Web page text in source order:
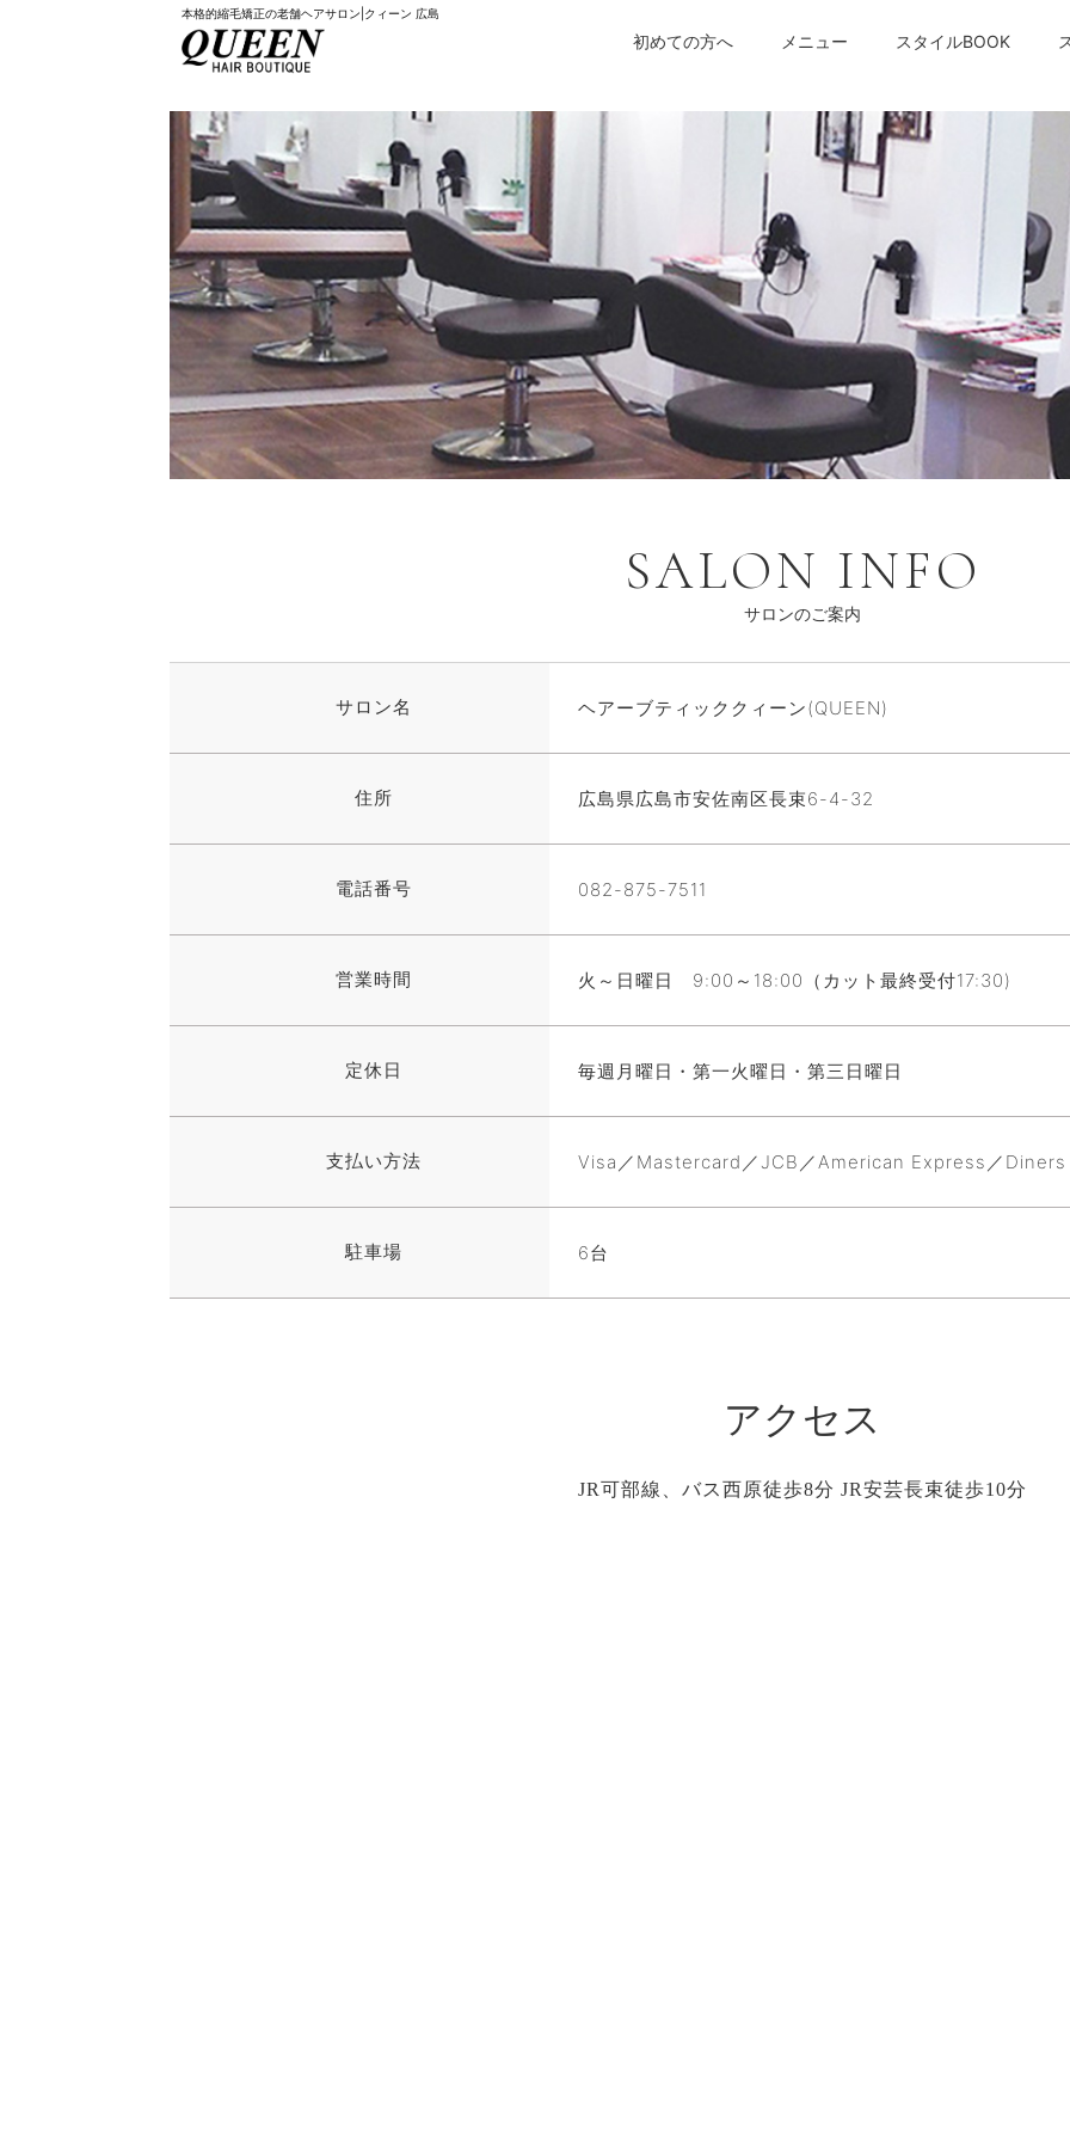
本格的縮毛矯正の老舗ヘアサロン|クィーン 広島
初めての方へ メニュー スタイルBOOK
SALON INFO
サロンのご案内
サロン名 ヘアーブティッククィーン(QUEEN)
住所 広島県広島市安佐南区長束6-4-32
電話番号 082-875-7511
営業時間 火～日曜日 9:00～18:00（カット最終受付17:30)
定休日 毎週月曜日・第一火曜日・第三日曜日
支払い方法 Visa／Mastercard／JCB／American Express／
駐車場 6台
アクセス
JR可部線、バス西原徒歩8分 JR安芸長束徒歩10分